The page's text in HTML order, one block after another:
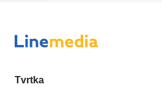
Tvrtka